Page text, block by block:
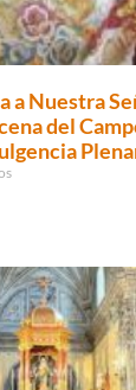
a Nuestra
del